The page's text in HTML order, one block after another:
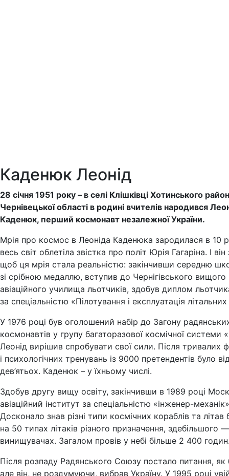
Каденюк Леонід
28 січня 1951 року – в селі Клішківці Хотинського
Чернівецької області в родині вчителів народився
Каденюк, перший космонавт незалежної України.
Мрія про космос в Леоніда Каденюка зародилася в 10
весь світ облетіла звістка про політ Юрія Гагаріна. І
щоб ця мрія стала реальністю: закінчивши середню
зі срібною медаллю, вступив до Чернігівського вищого
авіаційного училища льотчиків, здобув диплом
за спеціальністю «Пілотування і експлуатація
У 1976 році був оголошений набір до Загону
космонавтів у групу багаторазової космічної системи
Леонід вирішив спробувати свої сили. Після тривалих
і психологічних тренувань із 9000 претендентів було
дев’ятьох. Каденюк – у їхньому числі.
Здобув другу вищу освіту, закінчивши в 1989 році
авіаційний інститут за спеціальністю «інженер-
Досконало знав різні типи космічних кораблів та літав
на 50 типах літаків різного призначення, здебільшого —
винищувачах. Загалом провів у небі більше 2 400
Після розпаду Радянського Союзу постало питання, як
але він, не роздумуючи, вибрав Україну. У 1995 році